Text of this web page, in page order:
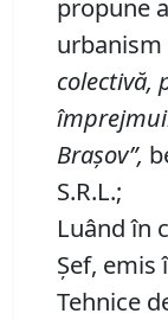
propune
urbanism
colectivă,
Braşov”,
S.R.L.;
Luând în
Şef, emis
Tehnice